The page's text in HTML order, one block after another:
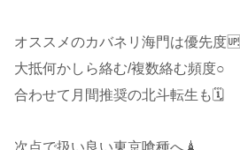
オススメのカバネリ海門は優先度🆙
大抵何かしら絡む/複数絡む頻度○
合わせて月間推奨の北斗転生も🗓
次点で扱い良い東京喰種へ🗼